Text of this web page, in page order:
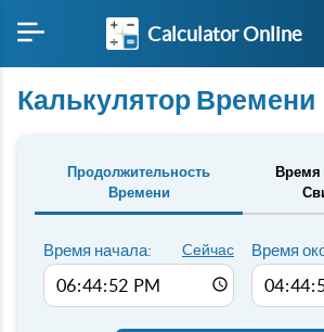
Calculator Online
Калькулятор Времени
Продолжительность
Времени
Время начала: Cейчас Время